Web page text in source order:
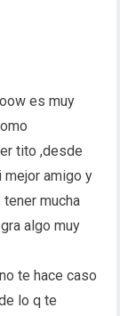
es muy
tito ,desde
mejor amigo y
mucha
algo muy
te hace caso
lo q te